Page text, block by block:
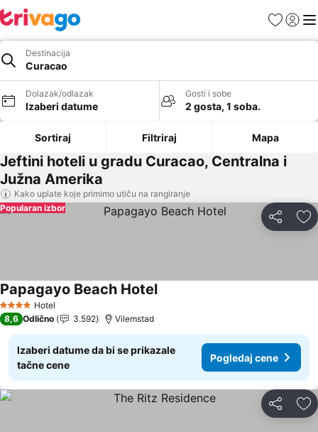
FavoritiPrijavi
Destinacija
Curacao
Dolazak/odlazak
Izaberi datume
Gosti i sobe
2 gosta, 1 soba.
Sortiraj Filtriraj Mapa
Jeftini hoteli u gradu Curacao, Centralna i
Južna Amerika
Kako uplate koje primimo utiču na rangiranje
Deli
Popularan izbor
4 ZvezdiceHotel
Papagayo Beach HotelPogledaj cene
8,6 Odlično 3.592 Vilemstad
Izaberi datume da bi se prikazale
tačne cene
Pogledaj cene
Deli